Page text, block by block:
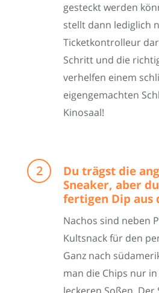
gesteckt werden
stellt dann lediglich
Ticketkontrolleur
Schritt und die
verhelfen einem
eigengemachten
Kinosaal!
Du trägst die
Sneaker, aber
fertigen Dip aus
Nachos sind neben
Kultsnack für den
Ganz nach
man die Chips nur